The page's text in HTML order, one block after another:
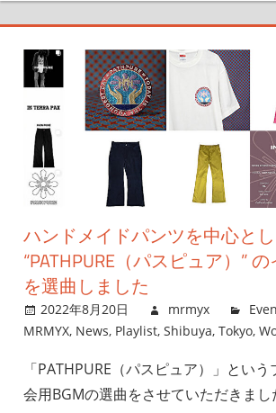
ハンドメイドパンツを中心と
“PATHPURE（パスピュア）”
を選曲しました
2022年8月20日 mrmyx
MRMYX, News, Playlist, Shibuya, Tokyo,
「PATHPURE（パスピュア）」とい
会用BGMの選曲をさせていただきまし